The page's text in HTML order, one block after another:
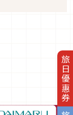
旅日優惠券